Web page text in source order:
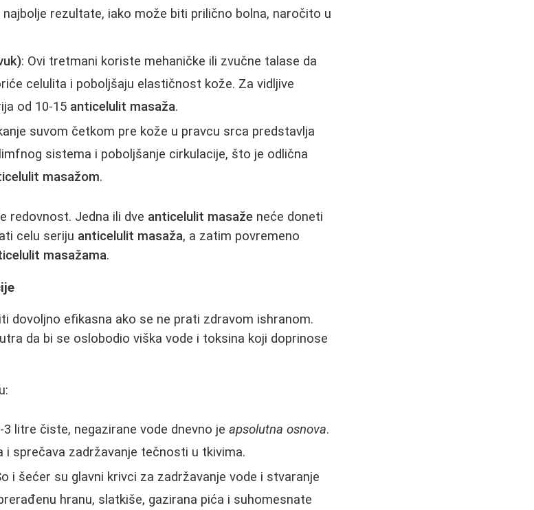
najbolje rezultate, iako može biti prilično bolna, naročito u
: Ovi tretmani koriste mehaničke ili zvučne talase da
celulita i poboljšaju elastičnost kože. Za vidljive
od 10-15 anticelulit masaža.
suvom četkom pre kože u pravcu srca predstavlja
sistema i poboljšanje cirkulacije, što je odlična
masažom.
redovnost. Jedna ili dve anticelulit masaže neće doneti
celu seriju anticelulit masaža, a zatim povremeno
masažama.
dovoljno efikasna ako se ne prati zdravom ishranom.
da bi se oslobodio viška vode i toksina koji doprinose
3 litre čiste, negazirane vode dnevno jeapsolutna osnova.
i sprečava zadržavanje tečnosti u tkivima.
i šećer su glavni krivci za zadržavanje vode i stvaranje
hranu, slatkiše, gazirana pića i suhomesnate